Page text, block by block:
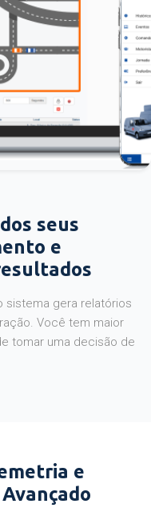
seus
e
sistema gera relatórios
Você tem maior
tomar uma decisão de
e